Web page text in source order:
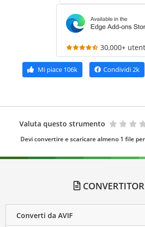
30,000+
Mi piace 106k Condividi2k
Valuta questo strumento
Devi convertire e scaricare almeno 1 file
Converti da AVIF